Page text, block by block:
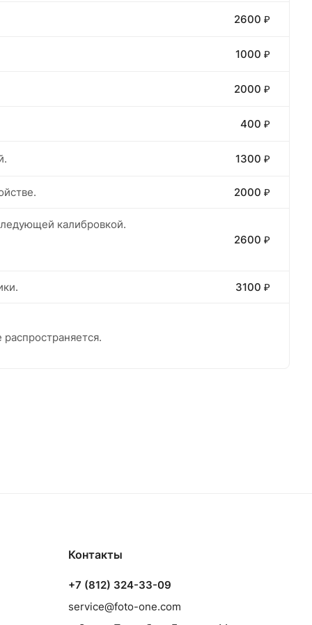
2600 ₽
1000 ₽
2000 ₽
400 ₽
1300 ₽
2000 ₽
калибровкой.
2600 ₽
3100 ₽
Контакты
+7 (812) 324-33-09
service@foto-one.com